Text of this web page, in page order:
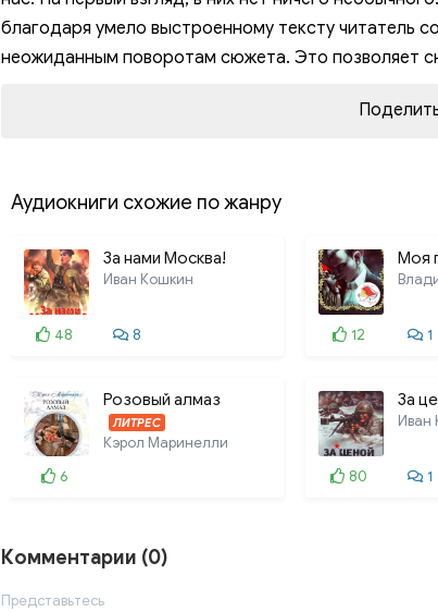
010. 010_07-
012.
016. 016_08-
017. 017_09-
019. 019_11-
020. 020_12-
021. 021_13-
благодаря умело выстроенному тексту читатель
неожиданным поворотам сюжета. Это позволяет
Аудиокниги схожие по жанру
За нами Москва!
Иван Кошкин
48 8
Моя
12 1
Розовый алмаз
ЛИТРЕС
Кэрол Маринелли
6
За
Иван
80 1
Комментарии (0)
Представьтесь